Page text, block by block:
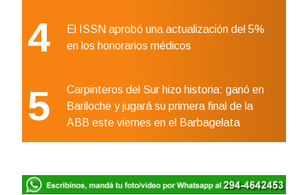
4
El ISSN aprobó una actualización del 5%
en los honorarios médicos
5
Carpinteros del Sur hizo historia: ganó en
Bariloche y jugará su primera final de la
ABB este viernes en el Barbagelata